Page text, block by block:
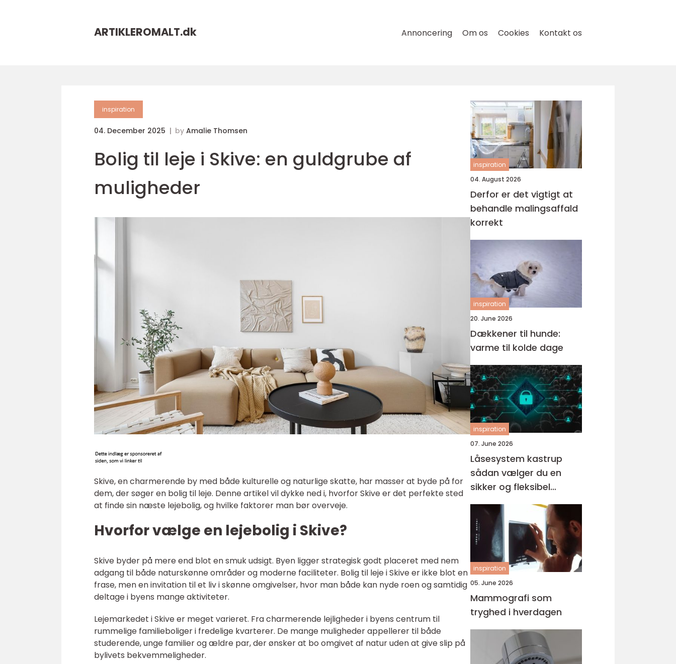
ARTIKLEROMALT.dk Annoncering Om os Cookies Kontakt os
inspiration
04. December 2025 by Amalie Thomsen
Bolig til leje i Skive: en guldgrube af
muligheder
Skive, en charmerende by med både kulturelle og naturlige skatte, har masser at byde på for
dem, der søger en bolig til leje. Denne artikel vil dykke ned i, hvorfor Skive er det perfekte sted
at finde sin næste lejebolig, og hvilke faktorer man bør overveje.
Hvorfor vælge en lejebolig i Skive?
Skive byder på mere end blot en smuk udsigt. Byen ligger strategisk godt placeret med nem
adgang til både naturskønne områder og moderne faciliteter. Bolig til leje i Skive er ikke blot en
frase, men en invitation til et liv i skønne omgivelser, hvor man både kan nyde roen og samtidig
deltage i byens mange aktiviteter.
Lejemarkedet i Skive er meget varieret. Fra charmerende lejligheder i byens centrum til
rummelige familieboliger i fredelige kvarterer. De mange muligheder appellerer til både
studerende, unge familier og ældre par, der ønsker at bo omgivet af natur uden at give slip på
bylivets bekvemmeligheder.
inspiration
04. August 2026
Derfor er det vigtigt at
behandle malingsaffald
korrekt
inspiration
20. June 2026
Dækkener til hunde:
varme til kolde dage
inspiration
07. June 2026
Låsesystem kastrup
sådan vælger du en
sikker og fleksibel
løsning
inspiration
05. June 2026
Mammografi som
tryghed i hverdagen